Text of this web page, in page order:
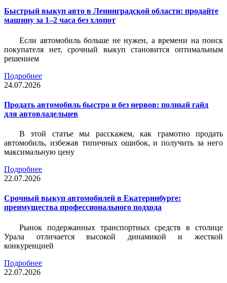
Быстрый выкуп авто в Ленинградской области: продайте
машину за 1–2 часа без хлопот
Если автомобиль больше не нужен, а времени на поиск
покупателя нет, срочный выкуп становится оптимальным
решением
Подробнее
24.07.2026
Продать автомобиль быстро и без нервов: полный гайд
для автовладельцев
В этой статье мы расскажем, как грамотно продать
автомобиль, избежав типичных ошибок, и получить за него
максимальную цену
Подробнее
22.07.2026
Срочный выкуп автомобилей в Екатеринбурге:
преимущества профессионального подхода
Рынок подержанных транспортных средств в столице
Урала отличается высокой динамикой и жесткой
конкуренцией
Подробнее
22.07.2026